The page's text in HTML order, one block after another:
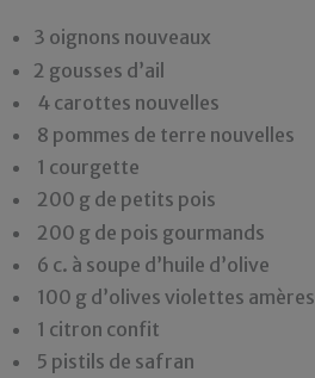
3 oignons nouveaux
2 gousses d’ail
4 carottes nouvelles
8 pommes de terre nouvelles
1 courgette
200 g de petits pois
200 g de pois gourmands
6 c. à soupe d’huile d’olive
100 g d’olives violettes amères
1 citron confit
5 pistils de safran